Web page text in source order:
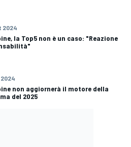
2024
la Top5 non è un caso: "Reazione
non aggiornerà il motore della
del 2025